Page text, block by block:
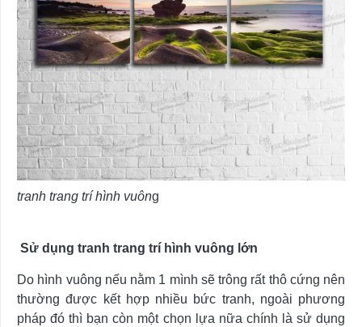
tranh trang trí hình vuông
Sử dụng tranh trang trí hình vuông lớn
Do hình vuông nếu nằm 1 mình sẽ trông rất thô cứng nên
thường được kết hợp nhiều bức tranh, ngoài phương
pháp đó thì bạn còn một chọn lựa nữa chính là sử dụng